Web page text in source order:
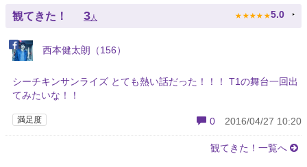
観てきた！ 3 人 ★ ★ ★ ★ ★ 5.0
西本健太朗（156）
シーチキンサンライズ とても熱い話だった！！！ T1の舞台一回出
てみたいな！！
満足度 0 2016/04/27 10:20
観てきた！一覧へ